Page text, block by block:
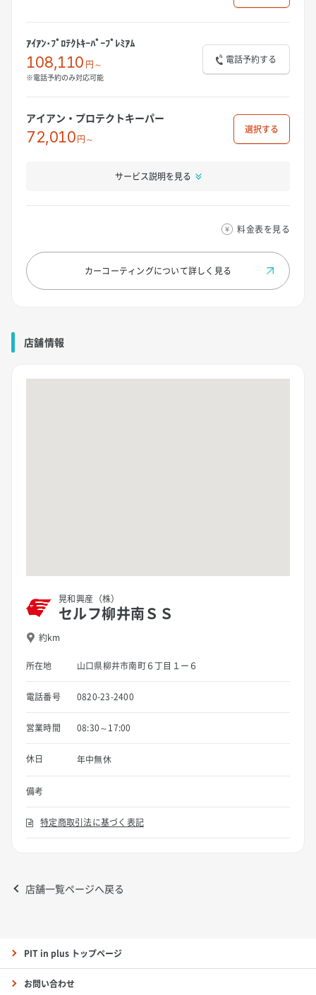
ｱｲｱﾝ･ﾌﾟﾛﾃｸﾄｷｰﾊﾟｰﾌﾟﾚﾐｱﾑ
108,110 円～
※電話予約のみ対応可能
電話予約する
アイアン・プロテクトキーパー
72,010円～
選択
サービス説明を見る
料金表を見る
カーコーティングについて詳しく見る
店舗情報
晃和興産（株）
セルフ柳井南ＳＳ
約km
所在地 山口県柳井市南町６丁目１ー６
電話番号 0820-23-2400
営業時間 08:30～17:00
休日 年中無休
備考
特定商取引法に基づく表記
店舗一覧ページへ戻る
PIT in plus トップページ
お問い合わせ